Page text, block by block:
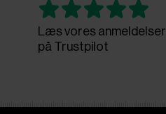
Læs vores anmeldelser
på Trustpilot